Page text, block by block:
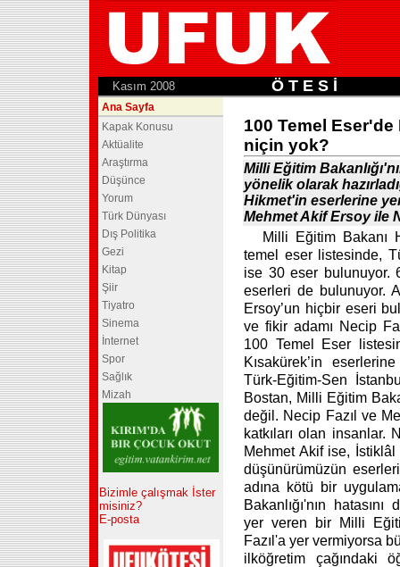
Kasım 2008 Ö T E S İ
Ana Sayfa
Kapak Konusu
Aktüalite
Araştırma
Düşünce
Yorum
Türk Dünyası
Dış Politika
Gezi
Kitap
Şiir
Tiyatro
Sinema
İnternet
Spor
Sağlık
Mizah
Bizimle çalışmak İster
misiniz?
E-posta
100 Temel Eser'de
niçin yok?
Milli Eğitim
yönelik olarak
Hikmet'in eserlerine
Mehmet Akif Ersoy ile
Milli Eğitim Bakanı
temel eser listesinde,
ise 30 eser bulunuyor.
eserleri de bulunuyor.
Ersoy’un hiçbir eseri
ve fikir adamı Necip
100 Temel Eser
Kısakürek’in
Türk-Eğitim-Sen
Bostan, Milli Eğitim
değil. Necip Fazıl ve
katkıları olan insanlar.
Mehmet Akif ise, İstiklâl
düşünürümüzün
adına kötü bir
Bakanlığı'nın
yer veren bir Milli
Fazıl'a yer vermiyorsa
ilköğretim çağındaki